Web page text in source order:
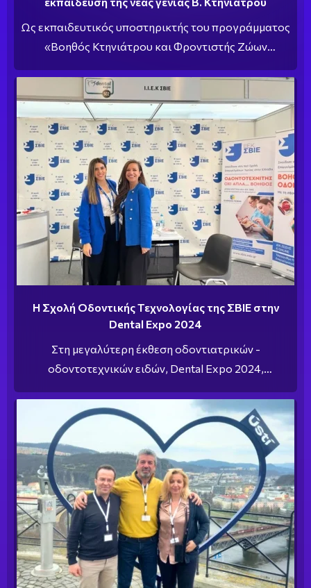
Ως εκπαιδευτικός υποστηρικτής του προγράμματος
«Βοηθός Κτηνιάτρου και Φροντιστής Ζώων
τη διαδικασία εκμάθησης και την πρακτική
εξειδίκευση των συμμετεχόντων.
Η Σχολή Οδοντικής Τεχνολογίας της ΣΒΙΕ στην
Dental Expo 2024
Στη μεγαλύτερη έκθεση οδοντιατρικών -
οδοντοτεχνικών ειδών, Dental Expo 2024,
Ένας ειδικά διαμορφωμένος branded χώρος
φιλοξενεί την 1η Σχολή Υγείας στην Ελλάδα